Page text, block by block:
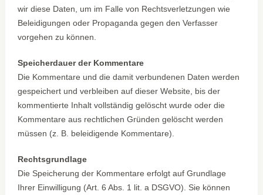
wir diese Daten, um im Falle von Rechtsverletzungen wie
Beleidigungen oder Propaganda gegen den Verfasser
vorgehen zu können.
Speicherdauer der Kommentare
Die Kommentare und die damit verbundenen Daten werden
gespeichert und verbleiben auf dieser Website, bis der
kommentierte Inhalt vollständig gelöscht wurde oder die
Kommentare aus rechtlichen Gründen gelöscht werden
müssen (z. B. beleidigende Kommentare).
Rechtsgrundlage
Die Speicherung der Kommentare erfolgt auf Grundlage
Ihrer Einwilligung (Art. 6 Abs. 1 lit. a DSGVO). Sie können